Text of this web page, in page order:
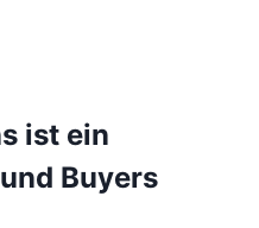
ist ein
Buyers